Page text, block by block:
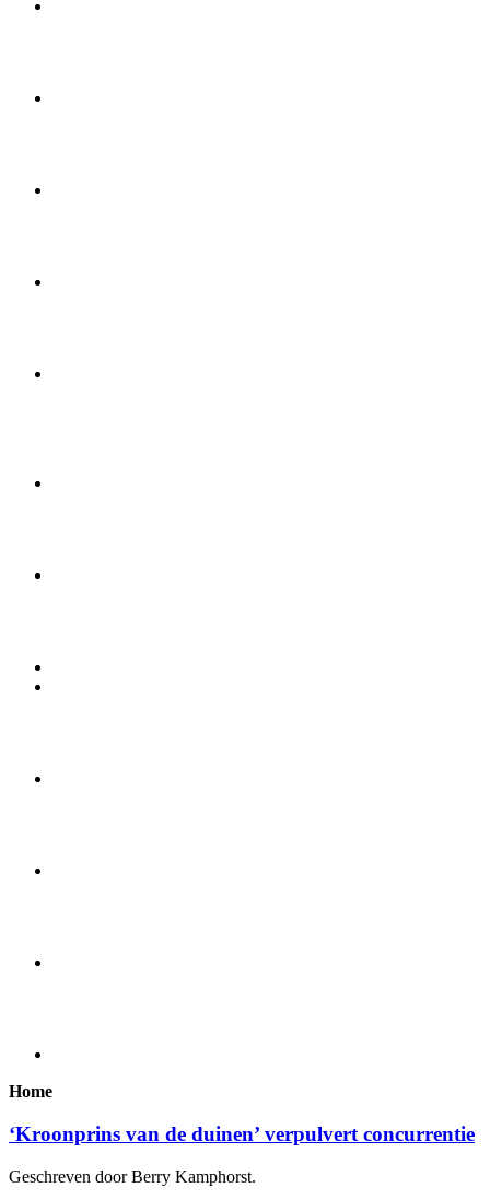
Home
‘Kroonprins van de duinen’ verpulvert concurrentie
Geschreven door Berry Kamphorst.